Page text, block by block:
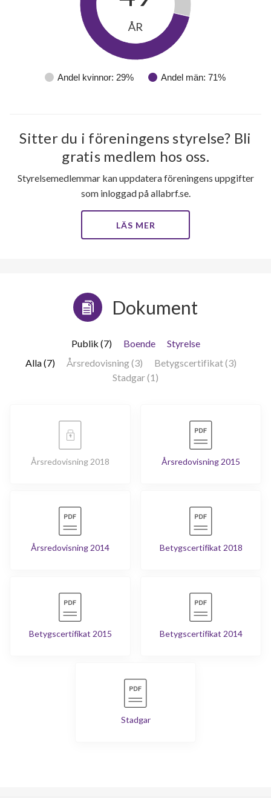
Andel kvinnor: 29% Andel män: 71%
ÅR
Sitter du i föreningens styrelse? Bli
gratis medlem hos oss.
Styrelsemedlemmar kan uppdatera föreningens uppgifter
som inloggad på allabrf.se.
LÄS MER
Dokument
Publik (7) Boende
Styrelse
Alla (7)
Årsredovisning (3)
Betygscertifikat (3)
Stadgar (1)
Årsredovisning 2018 Årsredovisning 2015
Årsredovisning 2014 Betygscertifikat 2018
Betygscertifikat 2015 Betygscertifikat 2014
Stadgar